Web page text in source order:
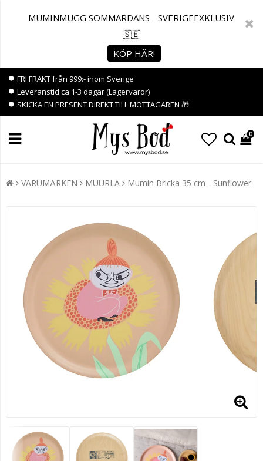
MUMINMUGG SOMMARDANS - SVERIGEEXKLUSIV
🇸🇪
KÖP HÄR!
FRI FRAKT från 999:- inom Sverige
Leveranstid ca 1-3 dagar (Lagervaror)
SKICKA EN PRESENT DIREKT TILL MOTTAGAREN 🎁
0
VARUMÄRKEN MUURLA Mumin Bricka 35 cm - Sunflower